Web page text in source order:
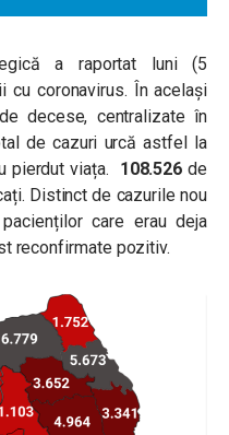
a raportat luni (5
cu coronavirus. În același
de decese, centralizate în
de cazuri urcă astfel la
pierdut viața. 108.526 de
Distinct de cazurile nou
care erau deja
reconfirmate pozitiv.